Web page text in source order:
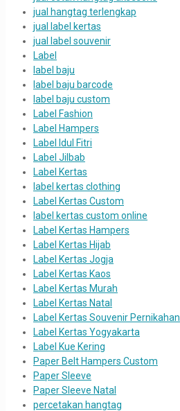
jual hangtag terlengkap
jual label kertas
jual label souvenir
Label
label baju
label baju barcode
label baju custom
Label Fashion
Label Hampers
Label Idul Fitri
Label Jilbab
Label Kertas
label kertas clothing
Label Kertas Custom
label kertas custom online
Label Kertas Hampers
Label Kertas Hijab
Label Kertas Jogja
Label Kertas Kaos
Label Kertas Murah
Label Kertas Natal
Label Kertas Souvenir Pernikahan
Label Kertas Yogyakarta
Label Kue Kering
Paper Belt Hampers Custom
Paper Sleeve
Paper Sleeve Natal
percetakan hangtag